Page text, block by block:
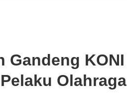
Gandeng KONI
Olahraga